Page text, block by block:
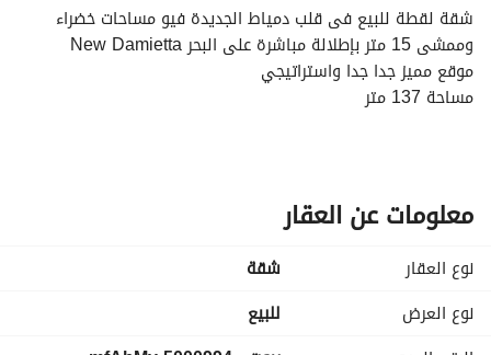
وممشى 15 متر بإطلالة مباشرة على البحر New Damietta
موقع مميز جدا جدا واستراتيجي
مساحة 137 متر
مقدم 15 % والباقى أقساط على 5 سنين
الاستلام خلال 3 سنوات
فى قلب دمياط الجديدة
معلومات عن العقار
نوع العقار
شقة
نوع العرض
للبيع